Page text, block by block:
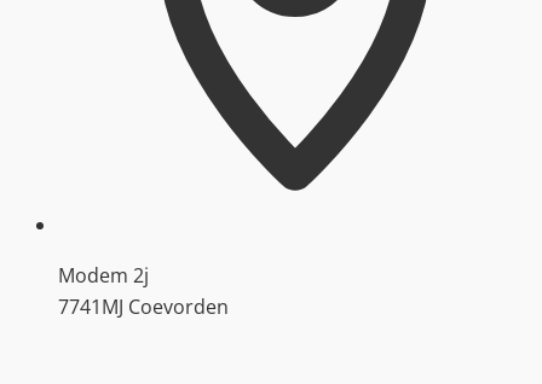
Modem 2j
7741MJ Coevorden